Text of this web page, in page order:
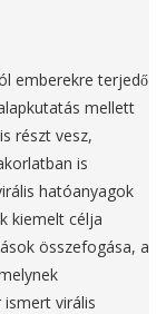
emberekre terjedő
mellett
részt vesz,
is
hatóanyagok
kiemelt célja
összefogása, a
virális